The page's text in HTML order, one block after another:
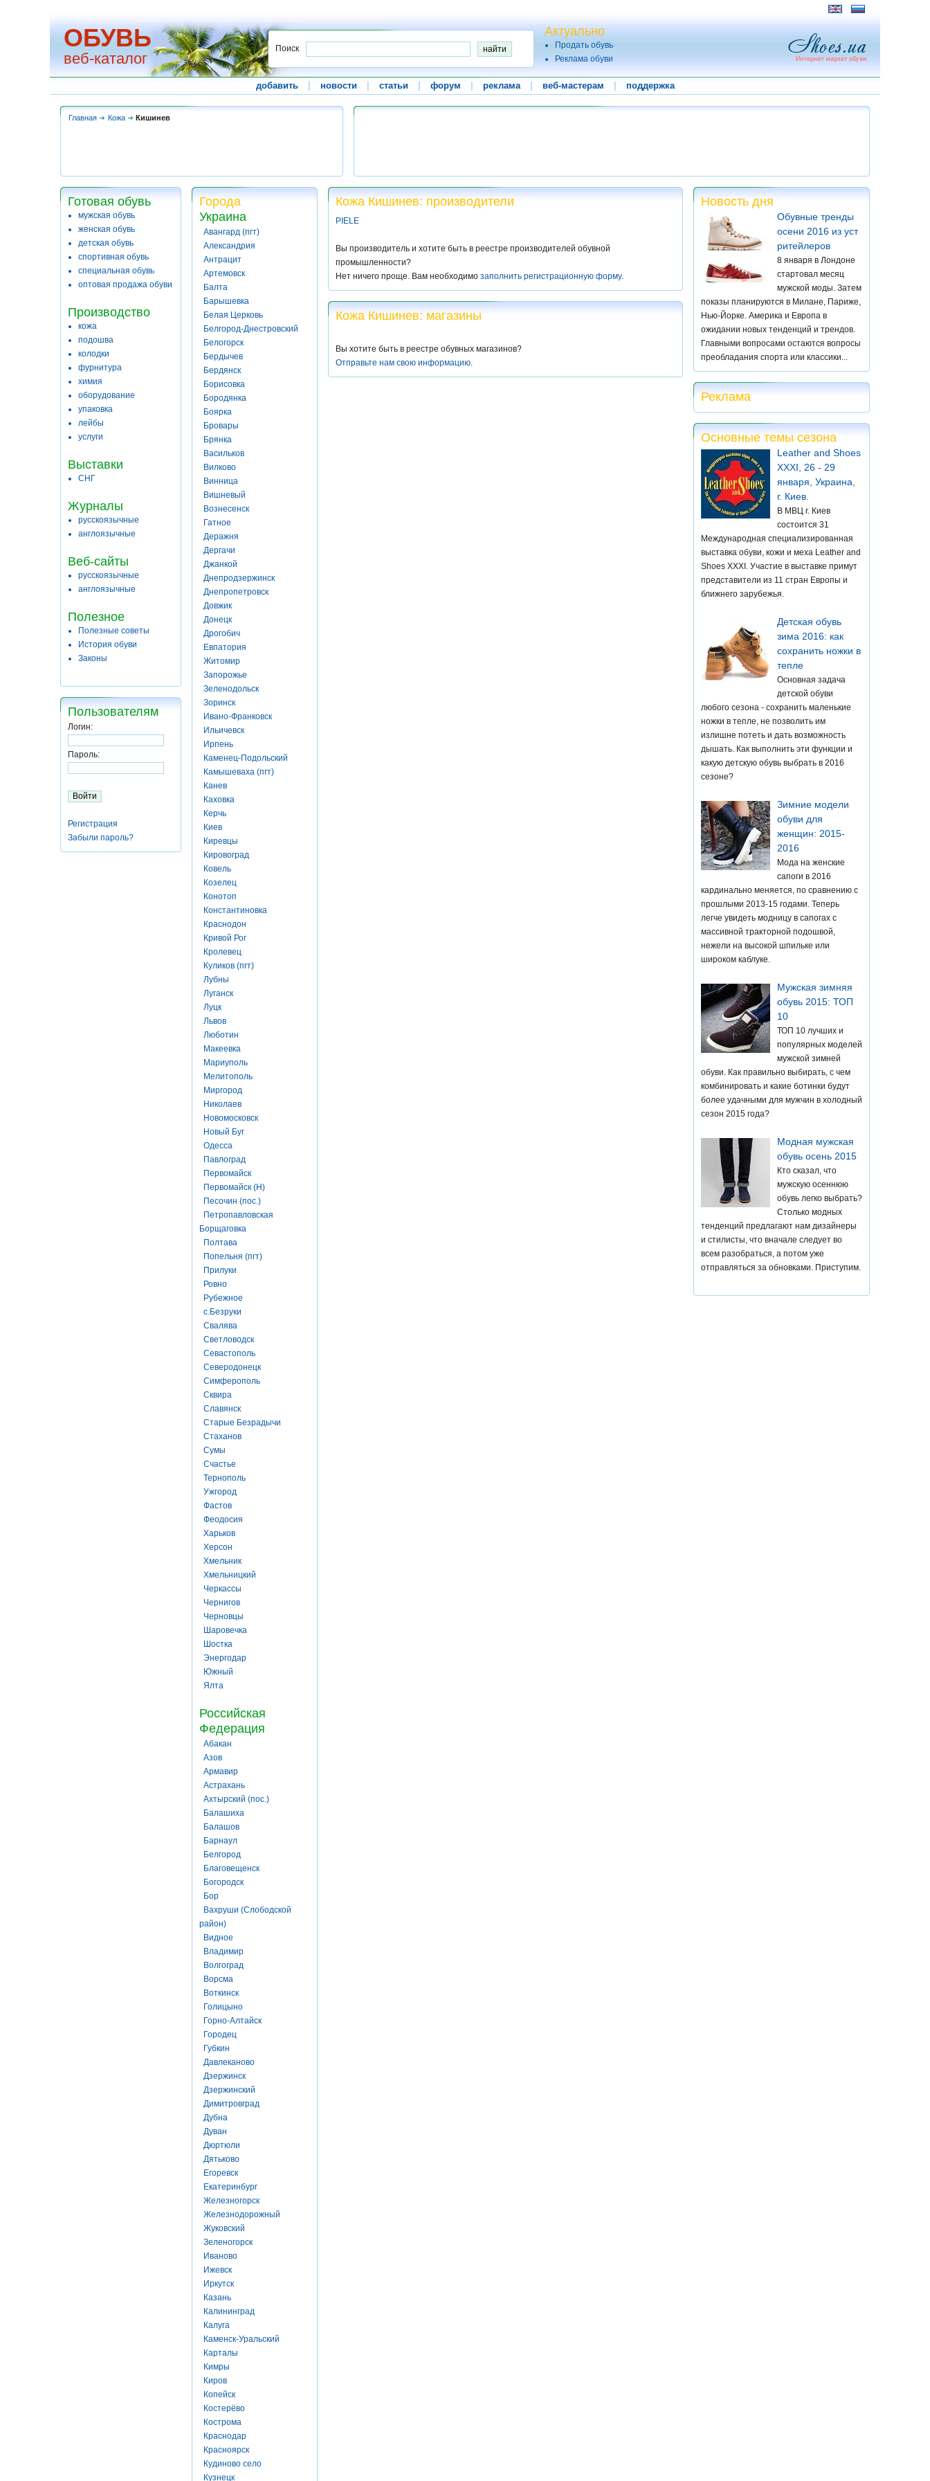
ОБУВЬ
веб-каталог
Поиск
Актуально
Продать обувь
Реклама обуви
добавить новости статьи форум реклама веб-мастерам поддержка
Главная Кожа Кишинев
Готовая обувь
мужская обувь
женская обувь
детская обувь
спортивная обувь
специальная обувь
оптовая продажа обуви
Производство
кожа
подошва
колодки
фурнитура
химия
оборудование
упаковка
лейбы
услуги
Выставки
СНГ
Журналы
русскоязычные
англоязычные
Веб-сайты
русскоязычные
англоязычные
Полезное
Полезные советы
История обуви
Законы
Пользователям
Логин:
Пароль:
Регистрация
Забыли пароль?
Города
Украина
Авангард (пгт)
Александрия
Антрацит
Артемовск
Балта
Барышевка
Белая Церковь
Белгород-Днестровский
Белогорск
Бердычев
Бердянск
Борисовка
Бородянка
Боярка
Бровары
Брянка
Васильков
Вилково
Винница
Вишневый
Вознесенск
Гатное
Деражня
Дергачи
Джанкой
Днепродзержинск
Днепропетровск
Довжик
Донецк
Дрогобич
Евпатория
Житомир
Запорожье
Зеленодольск
Зоринск
Ивано-Франковск
Ильичевск
Ирпень
Каменец-Подольский
Камышеваха (пгт)
Канев
Каховка
Керчь
Киев
Киревцы
Кировоград
Ковель
Козелец
Конотоп
Константиновка
Краснодон
Кривой Рог
Кролевец
Куликов (пгт)
Лубны
Луганск
Луцк
Львов
Люботин
Макеевка
Мариуполь
Мелитополь
Миргород
Николаев
Новомосковск
Новый Буг
Одесса
Павлоград
Первомайск
Первомайск (Н)
Песочин (пос.)
Петропавловская
Борщаговка
Полтава
Попельня (пгт)
Прилуки
Ровно
Рубежное
с.Безруки
Свалява
Светловодск
Севастополь
Северодонецк
Симферополь
Сквира
Славянск
Старые Безрадычи
Стаханов
Сумы
Счастье
Тернополь
Ужгород
Фастов
Феодосия
Харьков
Херсон
Хмельник
Хмельницкий
Черкассы
Чернигов
Черновцы
Шаровечка
Шостка
Энергодар
Южный
Ялта
Российская
Федерация
Абакан
Азов
Армавир
Астрахань
Ахтырский (пос.)
Балашиха
Балашов
Барнаул
Белгород
Благовещенск
Богородск
Бор
Вахруши (Слободской
район)
Видное
Владимир
Волгоград
Ворсма
Воткинск
Голицыно
Горно-Алтайск
Городец
Губкин
Давлеканово
Дзержинск
Дзержинский
Димитровград
Дубна
Дуван
Дюртюли
Дятьково
Егоревск
Екатеринбург
Железногорск
Железнодорожный
Жуковский
Зеленогорск
Иваново
Ижевск
Иркутск
Казань
Калининград
Калуга
Каменск-Уральский
Карталы
Кимры
Киров
Копейск
Костерёво
Кострома
Краснодар
Красноярск
Кудиново село
Кузнецк
Кожа Кишинев: производители
PIELE
Вы производитель и хотите быть в реестре производителей обувной
промышленности?
Нет ничего проще. Вам необходимо заполнить регистрационную форму.
Кожа Кишинев: магазины
Вы хотите быть в реестре обувных магазинов?
Отправьте нам свою информацию.
Новость дня
Обувные тренды
осени 2016 из уст
ритейлеров
8 января в Лондоне
стартовал месяц
мужской моды. Затем
показы планируются в Милане, Париже,
Нью-Йорке. Америка и Европа в
ожидании новых тенденций и трендов.
Главными вопросами остаются вопросы
преобладания спорта или классики...
Реклама
Основные темы сезона
Leather and Shoes
XXXI, 26 - 29
января, Украина,
г. Киев.
В МВЦ г. Киев
состоится 31
Международная специализированная
выставка обуви, кожи и меха Leather and
Shoes XXXI. Участие в выставке примут
представители из 11 стран Европы и
ближнего зарубежья.
Детская обувь
зима 2016: как
сохранить ножки в
тепле
Основная задача
детской обуви
любого сезона - сохранить маленькие
ножки в тепле, не позволить им
излишне потеть и дать возможность
дышать. Как выполнить эти функции и
какую детскую обувь выбрать в 2016
сезоне?
Зимние модели
обуви для
женщин: 2015-
2016
Мода на женские
сапоги в 2016
кардинально меняется, по сравнению с
прошлыми 2013-15 годами. Теперь
легче увидеть модницу в сапогах с
массивной тракторной подошвой,
нежели на высокой шпильке или
широком каблуке.
Мужская зимняя
обувь 2015: ТОП
10
ТОП 10 лучших и
популярных моделей
мужской зимней
обуви. Как правильно выбирать, с чем
комбинировать и какие ботинки будут
более удачными для мужчин в холодный
сезон 2015 года?
Модная мужская
обувь осень 2015
Кто сказал, что
мужскую осеннюю
обувь легко выбрать?
Столько модных
тенденций предлагают нам дизайнеры
и стилисты, что вначале следует во
всем разобраться, а потом уже
отправляться за обновками. Приступим.